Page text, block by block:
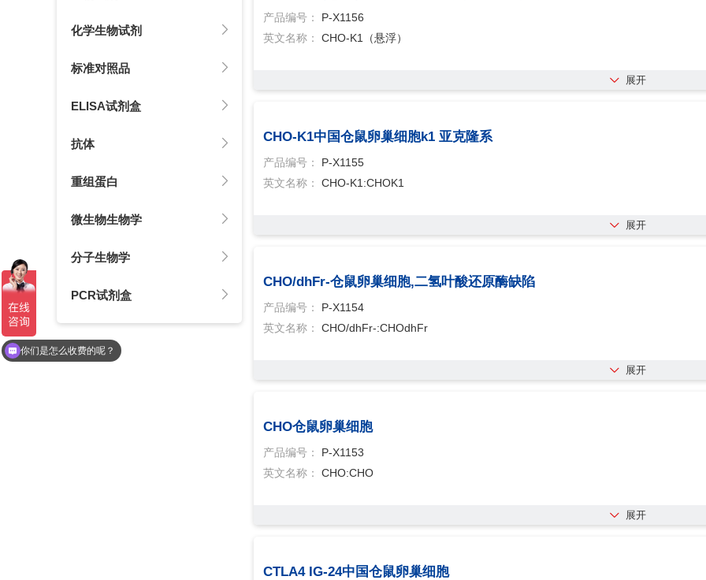
化学生物试剂
标准对照品
ELISA试剂盒
抗体
重组蛋白
微生物生物学
分子生物学
PCR试剂盒
产品编号：
P-X1156
英文名称：
CHO-K1（悬浮）
展开
CHO-K1中国仓鼠卵巢细胞k1 亚克隆系
产品编号：
P-X1155
英文名称：
CHO-K1:CHOK1
展开
CHO/dhFr-仓鼠卵巢细胞,二氢叶酸还原酶缺陷
产品编号：
P-X1154
英文名称：
CHO/dhFr-:CHOdhFr
展开
CHO仓鼠卵巢细胞
产品编号：
P-X1153
英文名称：
CHO:CHO
展开
CTLA4 IG-24中国仓鼠卵巢细胞
你们是怎么收费的呢？
现在有优惠活动么？